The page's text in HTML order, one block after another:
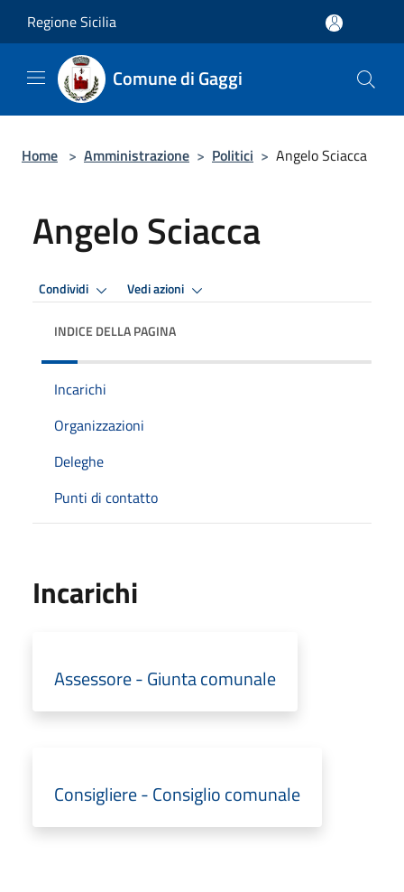
Regione Sicilia
Comune di Gaggi
Home > Amministrazione > Politici > Angelo Sciacca
Angelo Sciacca
Condividi Vedi azioni
INDICE DELLA PAGINA
Incarichi
Organizzazioni
Deleghe
Punti di contatto
Incarichi
Assessore - Giunta comunale
Consigliere - Consiglio comunale